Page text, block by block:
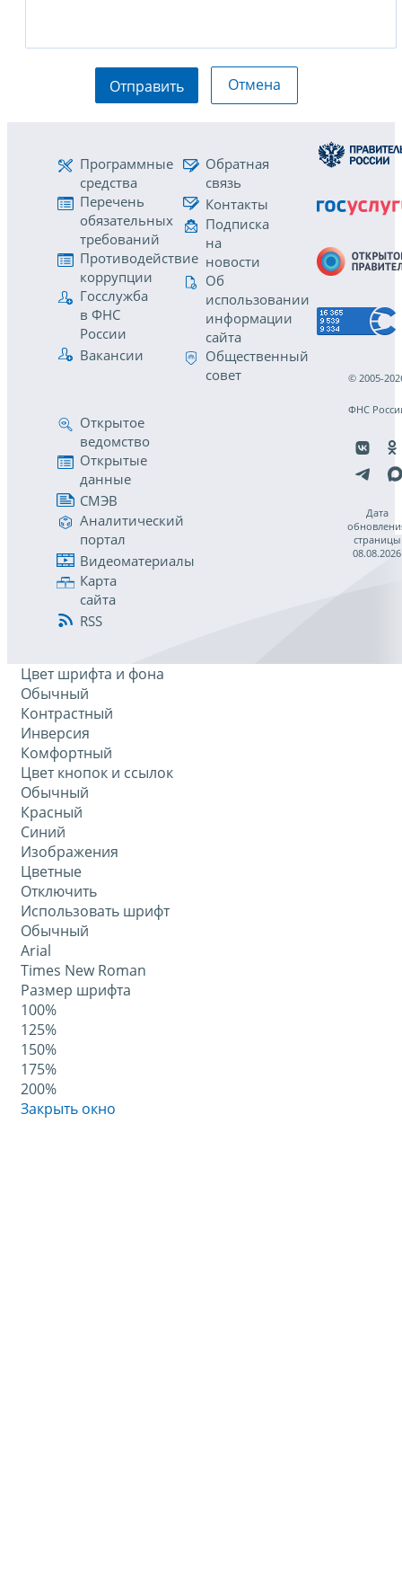
Отправить Отмена
Программные
средства
Перечень
обязательных
требований
Противодействие
коррупции
Госслужба
в ФНС
России
Вакансии
Обратная
связь
Контакты
Подписка
на
новости
Об
использовании
информации
сайта
Общественный
совет
Открытое
ведомство
Открытые
данные
СМЭВ
Аналитический
портал
Видеоматериалы
Карта
сайта
RSS
© 2005-
ФНС
Дата
страницы
08.08.2026
Цвет шрифта и фона
Обычный
Контрастный
Инверсия
Комфортный
Цвет кнопок и ссылок
Обычный
Красный
Синий
Изображения
Цветные
Отключить
Использовать шрифт
Обычный
Arial
Times New Roman
Размер шрифта
100%
125%
150%
175%
200%
Закрыть окно